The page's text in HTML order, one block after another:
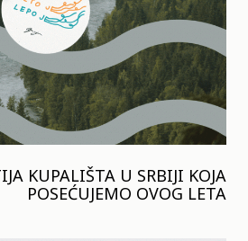
KUPALIŠTA U SRBIJI KOJA
POSEĆUJEMO OVOG LETA